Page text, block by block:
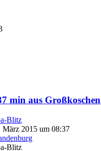
min aus Großkoschen
Blitz
März 2015 um 08:37
Blitz